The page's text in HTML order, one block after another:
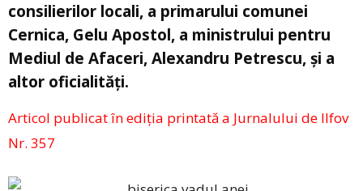
consilierilor locali, a primarului comunei
Cernica, Gelu Apostol, a ministrului pentru
Mediul de Afaceri, Alexandru Petrescu, și a
altor oficialități.
Articol publicat în ediţia printată a Jurnalului de Ilfov
Nr. 357